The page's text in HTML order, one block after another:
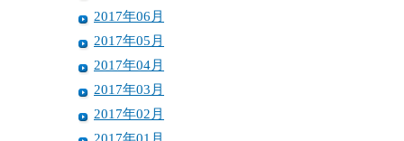
2017年06月
2017年05月
2017年04月
2017年03月
2017年02月
2017年01月